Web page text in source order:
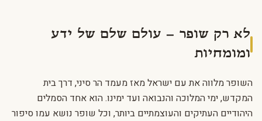
לא רק שופר – עולם שלם של ידע
ומומחיות
השופר מלווה את עם ישראל מאז מעמד הר סיני, דרך בית
המקדש, ימי המלוכה והנבואה ועד ימינו. הוא אחד הסמלים
היהודיים העתיקים והעוצמתיים ביותר, וכל שופר נושא עמו סיפור